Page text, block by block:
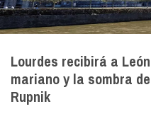
Lourdes recibirá a
mariano y la sombra
Rupnik